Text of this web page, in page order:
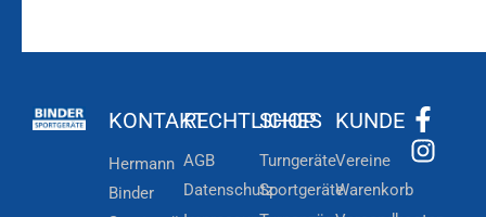
KONTAKT
Hermann
Binder
RECHTLICHES
AGB
Datenschutz
SHOP
Turngeräte
Sportgeräte
KUNDE
Vereine
Warenkorb